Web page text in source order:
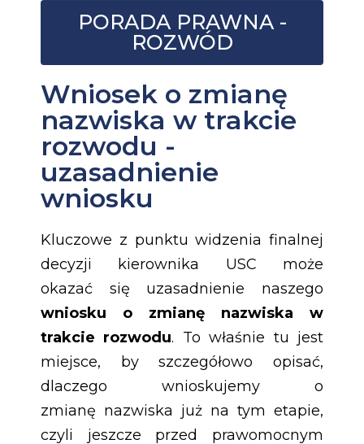
PORADA PRAWNA -
ROZWÓD
Wniosek o zmianę
nazwiska w trakcie
rozwodu -
uzasadnienie
wniosku
Kluczowe z punktu widzenia finalnej
decyzji kierownika USC może
okazać się uzasadnienie naszego
wniosku o zmianę nazwiska w
trakcie rozwodu. To właśnie tu jest
miejsce, by szczegółowo opisać,
dlaczego wnioskujemy o
zmianę nazwiska już na tym etapie,
czyli jeszcze przed prawomocnym